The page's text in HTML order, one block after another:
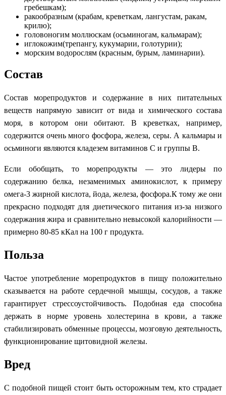
гребешкам);
ракообразным (крабам, креветкам, лангустам, ракам,
крилю);
головоногим моллюскам (осьминогам, кальмарам);
иглокожим(трепангу, кукумарии, голотурии);
морским водорослям (красным, бурым, ламинарии).
Состав
Состав морепродуктов и содержание в них питательных
веществ напрямую зависит от вида и химического состава
моря, в котором они обитают. В креветках, например,
содержится очень много фосфора, железа, серы. А кальмары и
осьминоги являются кладезем витаминов С и группы В.
Если обобщать, то морепродукты — это лидеры по
содержанию белка, незаменимых аминокислот, к примеру
омега-3 жирной кислота, йода, железа, фосфора.К тому же они
прекрасно подходят для диетического питания из-за низкого
содержания жира и сравнительно невысокой калорийности —
примерно 80-85 кКал на 100 г продукта.
Польза
Частое употребление морепродуктов в пищу положительно
сказывается на работе сердечной мышцы, сосудов, а также
гарантирует стрессоустойчивость. Подобная еда способна
держать в норме уровень холестерина в крови, а также
стабилизировать обменные процессы, мозговую деятельность,
функционирование щитовидной железы.
Вред
С подобной пищей стоит быть осторожным тем, кто страдает